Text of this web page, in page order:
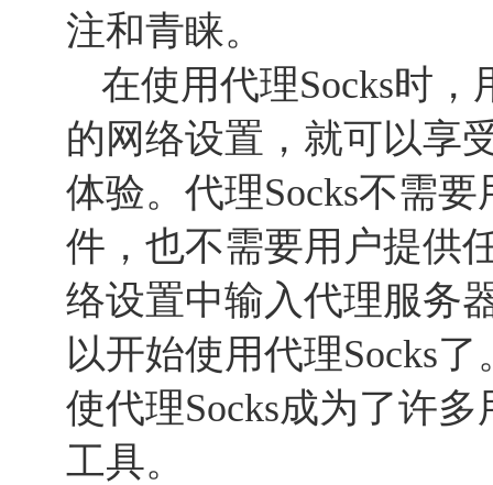
注和青睐。
在使用代理Socks时
的网络设置，就可以享
体验。代理Socks不需
件，也不需要用户提供
络设置中输入代理服务
以开始使用代理Socks
使代理Socks成为了许
工具。